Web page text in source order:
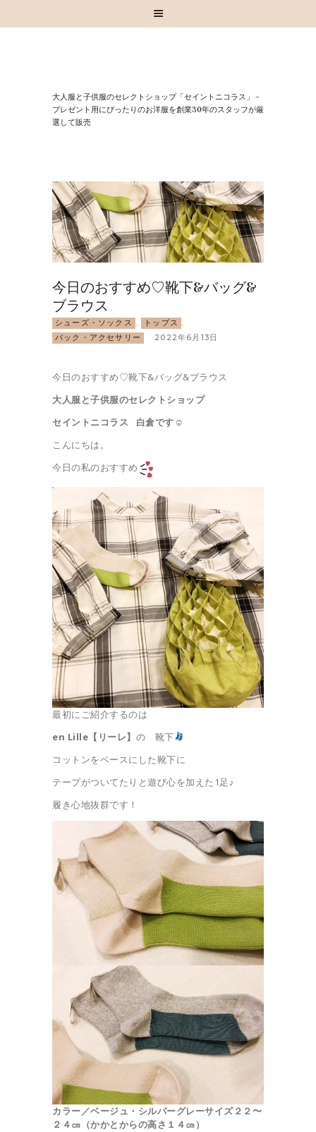
⼤⼈服と⼦供服のセレクトショップ「セイントニコラス」 –
プレゼント⽤にぴったりのお洋服を創業30年のスタッフが厳
選して販売
お知らせ
お買い物
取扱いブランド
お問い合わせ
今日のおすすめ♡靴下&バッグ&
ブラウス
シューズ・ソックス , トップス ,
バック・アクセサリー
2022年6月13日
今日のおすすめ♡靴下&バッグ&ブラウス
大人服と子供服のセレクトショップ
セイントニコラス 白倉です☺︎
こんにちは。
今日の私のおすすめ
最初にご紹介するのは
en Lille【リーレ】 の 靴下
コットンをベースにした靴下に
テープがついてたりと遊び心を加えた1足♪
履き心地抜群です！
カラー／ベージュ・シルバーグレーサイズ２２〜
２４㎝（かかとからの高さ１４㎝）